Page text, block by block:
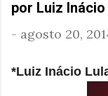
por Luiz
- agosto 20,
*Luiz Inácio